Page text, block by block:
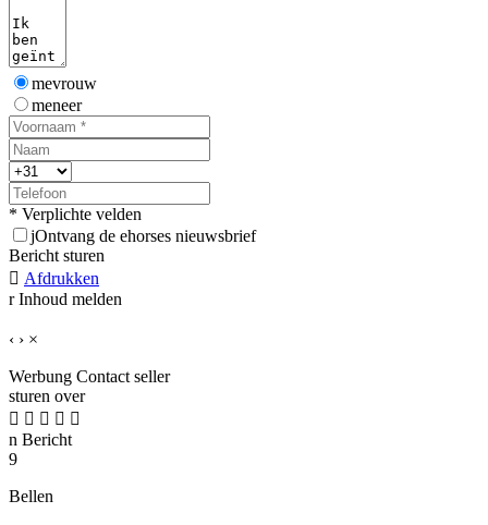
mevrouw
meneer
* Verplichte velden
jOntvang de ehorses nieuwsbrief
Bericht sturen
 Afdrukken
r Inhoud melden
‹ › ×
Werbung Contact seller
sturen over
    
n Bericht
9
Bellen